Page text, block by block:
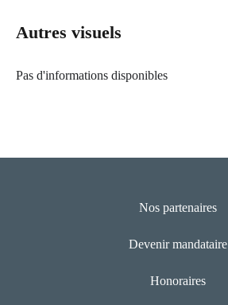
Autres visuels
Pas d'informations disponibles
Nos partenaires
Devenir mandataire
Honoraires